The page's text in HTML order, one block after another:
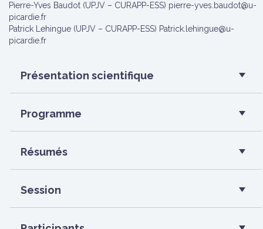
Pierre-Yves Baudot (UPJV – CURAPP-ESS) pierre-yves.baudot@u-
picardie.fr
Patrick Lehingue (UPJV – CURAPP-ESS) Patrick.lehingue@u-
picardie.fr
Présentation scientifique
Programme
Résumés
Session